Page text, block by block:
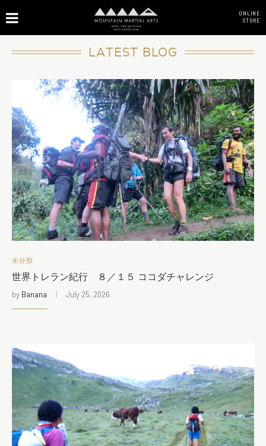
ONLINE
STORE
LATEST BLOG
未分類
世界トレラン紀行 ８／１５ ココダチャレンジ
by Banana July 25, 2026